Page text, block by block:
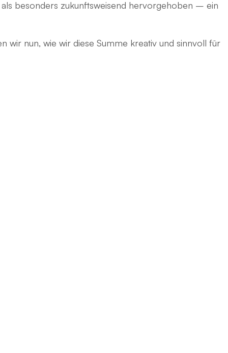
besonders zukunftsweisend hervorgehoben – ein
wir nun, wie wir diese Summe kreativ und sinnvoll für